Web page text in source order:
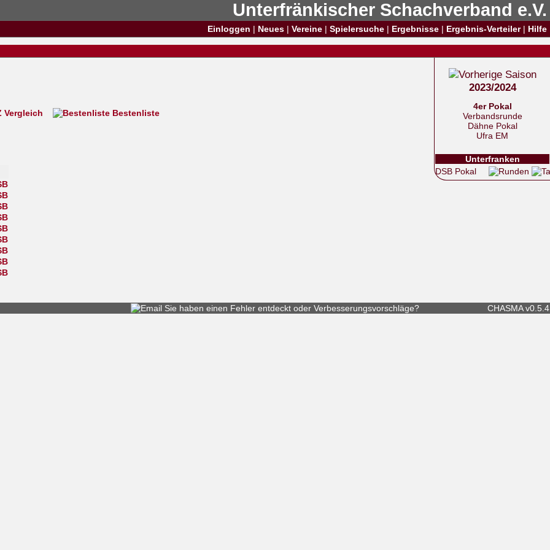
Unterfränkischer Schachverband e.V.
Einloggen | Neues | Vereine | Spielersuche | Ergebnisse | Ergebnis-Verteiler| Hilfe
2023/2024
4er Pokal
Verbandsrunde
Dähne Pokal
Ufra EM
Unterfranken
DSB Pokal
Vergleich Bestenliste
Sie haben einen Fehler entdeckt oder Verbesserungsvorschläge? CHASMA v0.5.4